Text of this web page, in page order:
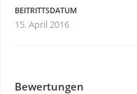
BEITRITTSDATUM
15. April 2016
Bewertungen